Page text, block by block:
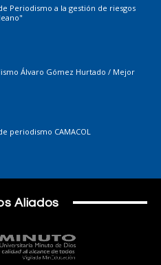
Periodismo a la gestión de riesgos
Álvaro Gómez Hurtado / Mejor
periodismo CAMACOL
Aliados